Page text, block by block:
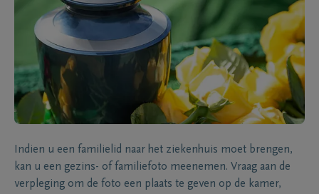
Indien u een familielid naar het ziekenhuis moet brengen,
kan u een gezins- of familiefoto meenemen. Vraag aan de
verpleging om de foto een plaats te geven op de kamer,